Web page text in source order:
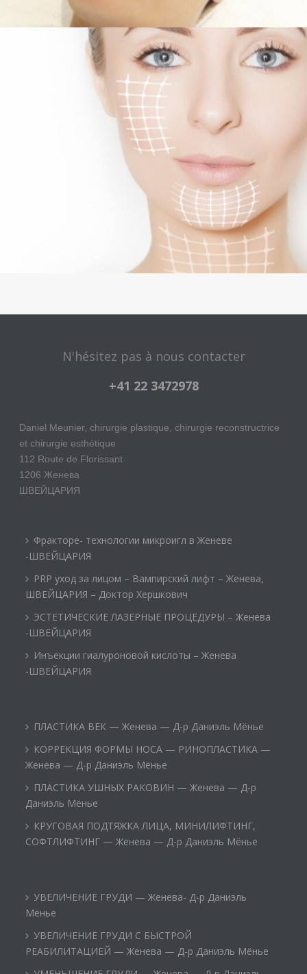
N'hésitez pas à nous contacter
+41 22 3472978
Daniel Meunier, chirurgie plastique, chirurgie reconstructrice
et chirurgie esthétique
112 Route de Florissant
1206 Женева
ШВЕЙЦАРИЯ
Фракторе- технологии микроигл в Женеве
-ШВЕЙЦАРИЯ
PRP уход за лицом – Вампирский лифт – Женева,
ШВЕЙЦАРИЯ – Доктор Хершкович
ЭСТЕТИЧЕСКИЕ ЛАЗЕРНЫЕ ПРОЦЕДУРЫ – Женева
-ШВЕЙЦАРИЯ
Инъекции гиалуроновой кислоты – Женева
-ШВЕЙЦАРИЯ
ПЛАСТИКА ВЕК — Женева — Д-р Даниэль Мёнье
КОРРЕКЦИЯ ФОРМЫ НОСА — РИНОПЛАСТИКА —
Женева — Д-р Даниэль Мёнье
ПЛАСТИКА УШНЫХ РАКОВИН — Женева — Д-р
Даниэль Мёнье
КРУГОВАЯ ПОДТЯЖКА ЛИЦА, МИНИЛИФТИНГ,
СОФТЛИФТИНГ — Женева — Д-р Даниэль Мёнье
УВЕЛИЧЕНИЕ ГРУДИ — Женева- Д-р Даниэль
Мёнье
УВЕЛИЧЕНИЕ ГРУДИ С БЫСТРОЙ
РЕАБИЛИТАЦИЕЙ — Женева — Д-р Даниэль Мёнье